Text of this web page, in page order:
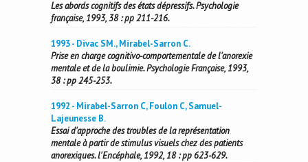
Les abords cognitifs des états dépressifs. Psychologie
française, 1993, 38 : pp 211-216.
1993 - Divac SM., Mirabel-Sarron C.
Prise en charge cognitivo-comportementale de l'anorexie
mentale et de la boulimie. Psychologie Française, 1993,
38 : pp 245-253.
1992 - Mirabel-Sarron C, Foulon C, Samuel-
Lajeunesse B.
Essai d'approche des troubles de la représentation
mentale à partir de stimulus visuels chez des patients
anorexiques. l'Encéphale, 1992, 18 : pp 623-629.